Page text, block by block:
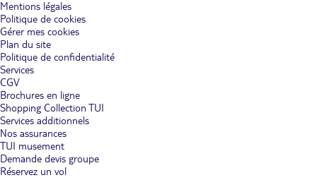
Mentions légales
Politique de cookies
Gérer mes cookies
Plan du site
Politique de confidentialité
Services
CGV
Brochures en ligne
Shopping Collection TUI
Services additionnels
Nos assurances
TUI musement
Demande devis groupe
Réservez un vol